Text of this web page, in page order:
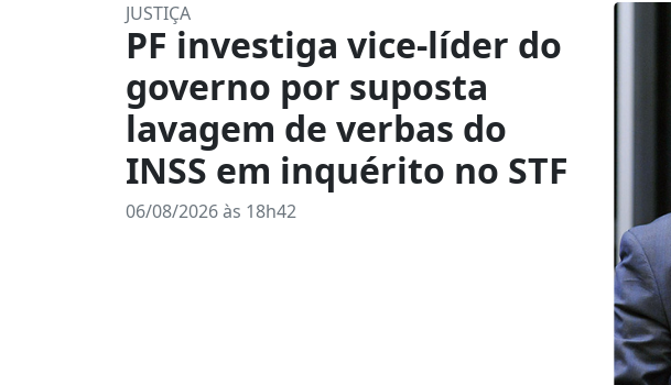
JUSTIÇA
PF investiga vice-líder do
governo por suposta
lavagem de verbas do
INSS em inquérito no STF
06/08/2026 às 18h42